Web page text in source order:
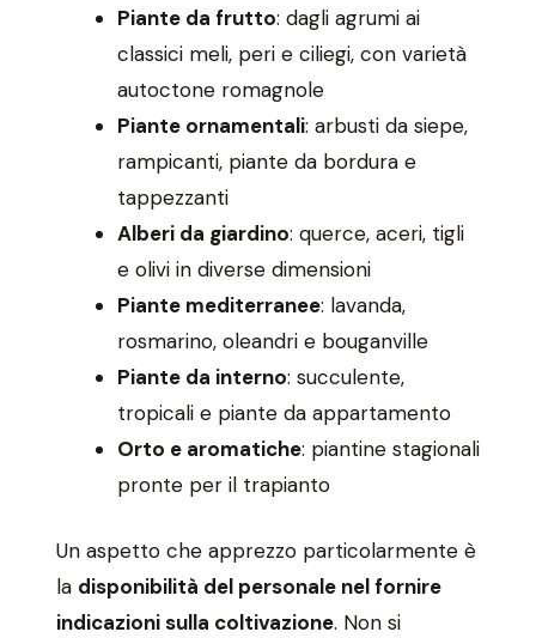
Piante da frutto: dagli agrumi ai
classici meli, peri e ciliegi, con varietà
autoctone romagnole
Piante ornamentali: arbusti da siepe,
rampicanti, piante da bordura e
tappezzanti
Alberi da giardino: querce, aceri, tigli
e olivi in diverse dimensioni
Piante mediterranee: lavanda,
rosmarino, oleandri e bouganville
Piante da interno: succulente,
tropicali e piante da appartamento
Orto e aromatiche: piantine stagionali
pronte per il trapianto
Un aspetto che apprezzo particolarmente è
la disponibilità del personale nel fornire
indicazioni sulla coltivazione. Non si